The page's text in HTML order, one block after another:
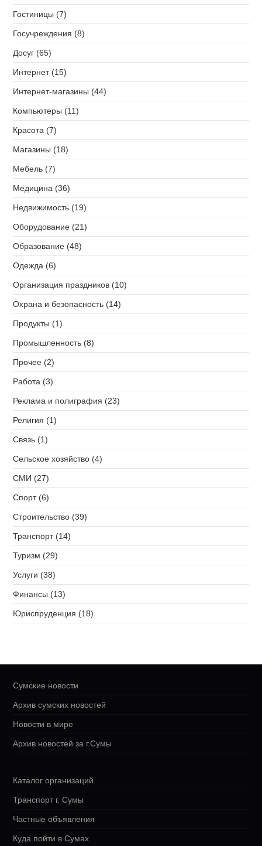
Гостиницы (7)
Госучреждения (8)
Досуг (65)
Интернет (15)
Интернет-магазины (44)
Компьютеры (11)
Красота (7)
Магазины (18)
Мебель (7)
Медицина (36)
Недвижимость (19)
Оборудование (21)
Образование (48)
Одежда (6)
Организация праздников (10)
Охрана и безопасность (14)
Продукты (1)
Промышленность (8)
Прочее (2)
Работа (3)
Реклама и полиграфия (23)
Религия (1)
Связь (1)
Сельское хозяйство (4)
СМИ (27)
Спорт (6)
Строительство (39)
Транспорт (14)
Туризм (29)
Услуги (38)
Финансы (13)
Юриспруденция (18)
Сумские новости
Архив сумских новостей
Новости в мире
Архив новостей за г.Сумы
Каталог организаций
Транспорт г. Сумы
Частные объявления
Куда пойти в Сумах